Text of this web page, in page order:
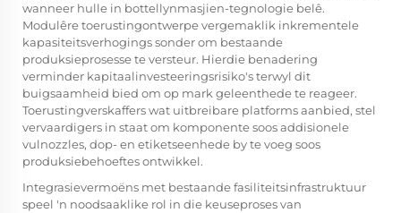
wanneer hulle in bottellynmasjien-tegnologie belê.
Modulêre toerustingontwerpe vergemaklik inkrementele
kapasiteitsverhogings sonder om bestaande
produksieprosesse te versteur. Hierdie benadering
verminder kapitaalinvesteeringsrisiko's terwyl dit
buigsaamheid bied om op mark geleenthede te reageer.
Toerustingverskaffers wat uitbreibare platforms aanbied, stel
vervaardigers in staat om komponente soos addisionele
vulnozzles, dop- en etiketseenhede by te voeg soos
produksiebehoeftes ontwikkel.
Integrasievermoëns met bestaande fasiliteitsinfrastruktuur
speel 'n noodsaaklike rol in die keuseproses van